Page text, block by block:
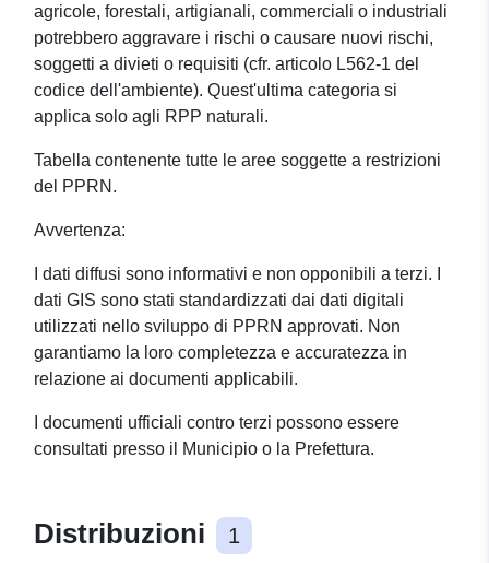
agricole, forestali, artigianali, commerciali o industriali
potrebbero aggravare i rischi o causare nuovi rischi,
soggetti a divieti o requisiti (cfr. articolo L562-1 del
codice dell'ambiente). Quest'ultima categoria si
applica solo agli RPP naturali.
Tabella contenente tutte le aree soggette a restrizioni
del PPRN.
Avvertenza:
I dati diffusi sono informativi e non opponibili a terzi. I
dati GIS sono stati standardizzati dai dati digitali
utilizzati nello sviluppo di PPRN approvati. Non
garantiamo la loro completezza e accuratezza in
relazione ai documenti applicabili.
I documenti ufficiali contro terzi possono essere
consultati presso il Municipio o la Prefettura.
Distribuzioni 1